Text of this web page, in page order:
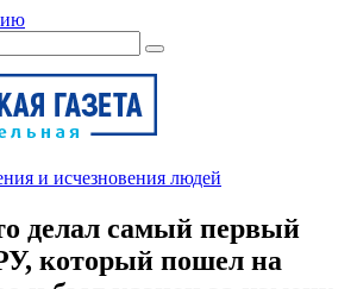
и исчезновения людей
делал самый первый
который пошел на